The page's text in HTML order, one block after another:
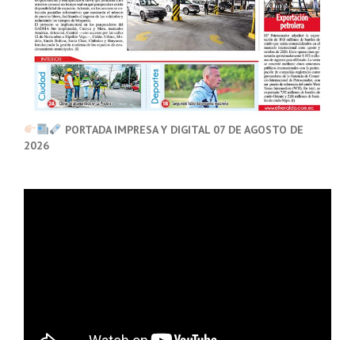
PORTADA IMPRESA Y DIGITAL 07 DE AGOSTO DE
2026